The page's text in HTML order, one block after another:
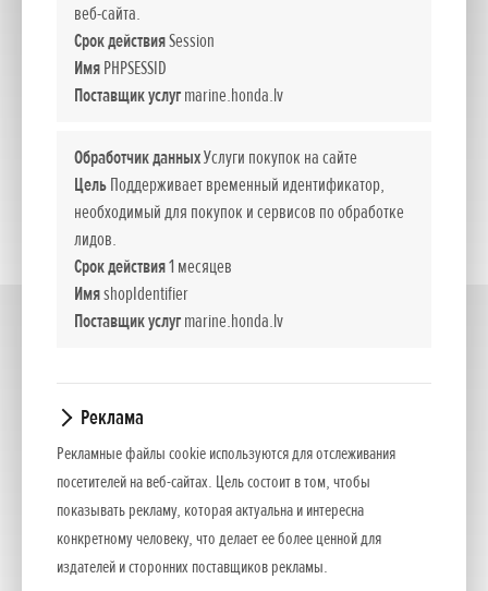
веб-сайта.
Срок действияSession
ИмяPHPSESSID
Поставщик услугmarine.honda.lv
Обработчик данныхУслуги покупок на сайте
ЦельПоддерживает временный идентификатор,
необходимый для покупок и сервисов по обработке
лидов.
Срок действия1 месяцев
ИмяshopIdentifier
Поставщик услугmarine.honda.lv
Реклама
Рекламные файлы cookie используются для отслеживания
посетителей на веб-сайтах. Цель состоит в том, чтобы
показывать рекламу, которая актуальна и интересна
конкретному человеку, что делает ее более ценной для
издателей и сторонних поставщиков рекламы.
175 - 250
350